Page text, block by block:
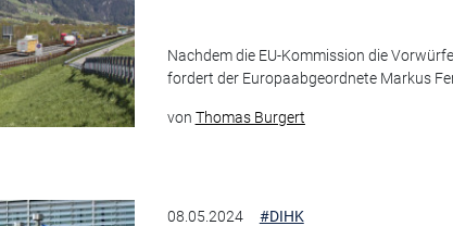
Nachdem die EU-Kommission die
fordert der Europaabgeordnete Markus
von Thomas Burgert
08.05.2024 #DIHK